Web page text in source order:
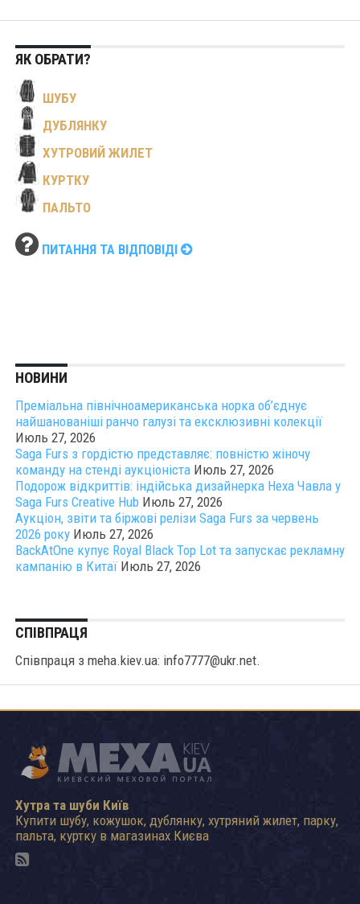
ЯК ОБРАТИ?
ШУБУ
ДУБЛЯНКУ
ХУТРОВИЙ ЖИЛЕТ
КУРТКУ
ПАЛЬТО
ПИТАННЯ ТА ВІДПОВІДІ
НОВИНИ
Преміальна північноамериканська норка об’єднує
найшанованіші ранчо галузі та ексклюзивні колекції
Июль 27, 2026
Saga Furs з гордістю представляє: повністю жіночу
команду на стенді аукціоніста Июль 27, 2026
Подорож відкриттів: індійська дизайнерка Неха Чавла у
Saga Furs Creative Hub Июль 27, 2026
Аукціон, звіти та біржові релізи Saga Furs за червень
2026 року Июль 27, 2026
BackAtOne купує Royal Black Top Lot та запускає рекламну
кампанію в Китаї Июль 27, 2026
СПІВПРАЦЯ
Співпраця з meha.kiev.ua: info7777@ukr.net.
Хутра та шуби Київ
Купити шубу, кожушок, дублянку, хутряний жилет, парку,
пальта, куртку в магазинах Києва